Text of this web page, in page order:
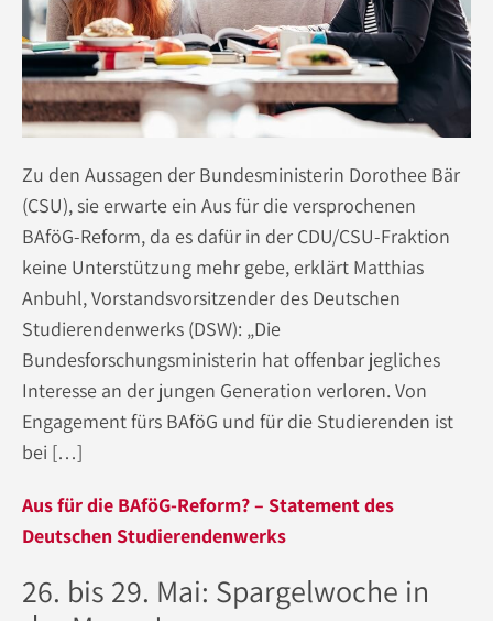
Zu den Aussagen der Bundesministerin Dorothee Bär
(CSU), sie erwarte ein Aus für die versprochenen
BAföG-Reform, da es dafür in der CDU/CSU-Fraktion
keine Unterstützung mehr gebe, erklärt Matthias
Anbuhl, Vorstandsvorsitzender des Deutschen
Studierendenwerks (DSW): „Die
Bundesforschungsministerin hat offenbar jegliches
Interesse an der jungen Generation verloren. Von
Engagement fürs BAföG und für die Studierenden ist
bei […]
Aus für die BAföG-Reform? – Statement des
Deutschen Studierendenwerks
26. bis 29. Mai: Spargelwoche in